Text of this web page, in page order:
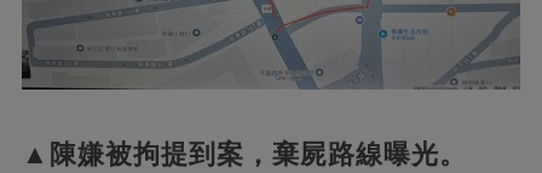
▲陳嫌被拘提到案，棄屍路線曝光。